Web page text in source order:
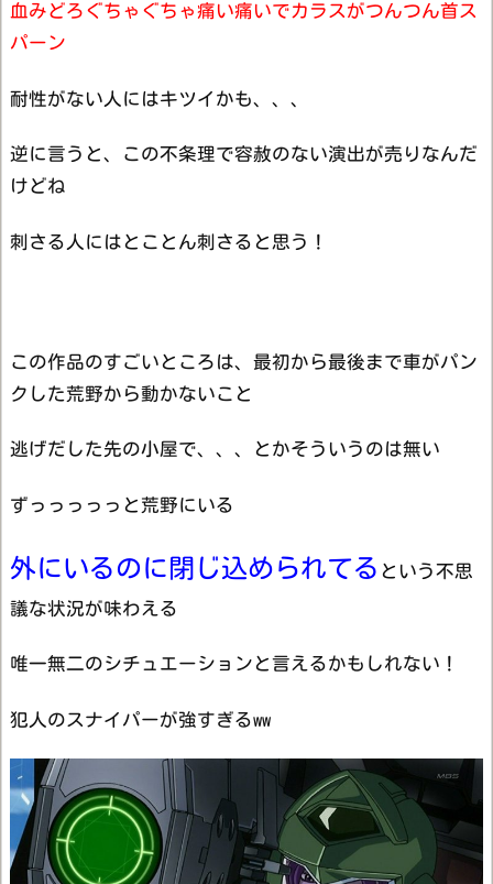
血みどろぐちゃぐちゃ痛い痛いでカラスがつんつん首ス
パーン
耐性がない人にはキツイかも、、、
逆に言うと、この不条理で容赦のない演出が売りなんだ
けどね
刺さる人にはとことん刺さると思う！
この作品のすごいところは、最初から最後まで車がパン
クした荒野から動かないこと
逃げだした先の小屋で、、、とかそういうのは無い
ずっっっっっと荒野にいる
外にいるのに閉じ込められてる という不思
議な状況が味わえる
唯一無二のシチュエーションと言えるかもしれない！
犯人のスナイパーが強すぎるww